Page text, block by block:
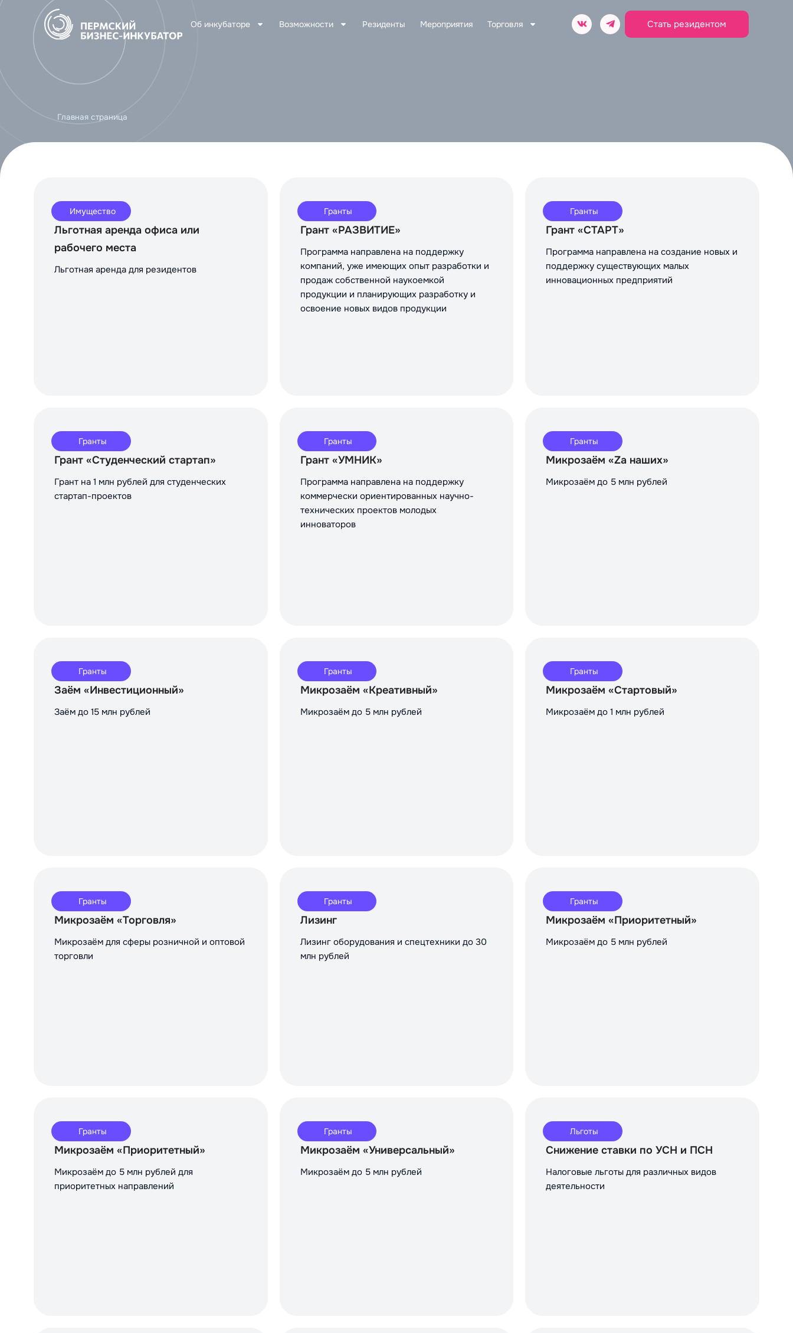
Об инкубаторе Возможности Резиденты Мероприятия Торговля Стать резидентом
Главная страница
Имущество
Льготная аренда офиса или
рабочего места
Льготная аренда для резидентов
Гранты
Грант «РАЗВИТИЕ»
Программа направлена на поддержку
компаний, уже имеющих опыт разработки и
продаж собственной наукоемкой
продукции и планирующих разработку и
освоение новых видов продукции
Гранты
Грант «СТАРТ»
Программа направлена на создание новых и
поддержку существующих малых
инновационных предприятий
Гранты
Грант «Студенческий стартап»
Грант на 1 млн рублей для студенческих
стартап-проектов
Гранты
Грант «УМНИК»
Программа направлена на поддержку
коммерчески ориентированных научно-
технических проектов молодых
инноваторов
Гранты
Микрозаём «Za наших»
Микрозаём до 5 млн рублей
Гранты
Заём «Инвестиционный»
Заём до 15 млн рублей
Гранты
Микрозаём «Креативный»
Микрозаём до 5 млн рублей
Гранты
Микрозаём «Стартовый»
Микрозаём до 1 млн рублей
Гранты
Микрозаём «Торговля»
Микрозаём для сферы розничной и оптовой
торговли
Гранты
Лизинг
Лизинг оборудования и спецтехники до 30
млн рублей
Гранты
Микрозаём «Приоритетный»
Микрозаём до 5 млн рублей
Гранты
Микрозаём «Приоритетный»
Микрозаём до 5 млн рублей для
приоритетных направлений
Гранты
Микрозаём «Универсальный»
Микрозаём до 5 млн рублей
Льготы
Снижение ставки по УСН и ПСН
Налоговые льготы для различных видов
деятельности